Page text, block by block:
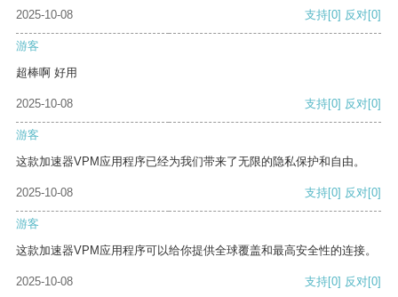
2025-10-08 支持[0] 反对[0]
游客
超棒啊 好用
2025-10-08 支持[0] 反对[0]
游客
这款加速器VPM应用程序已经为我们带来了无限的隐私保护和自由。
2025-10-08 支持[0] 反对[0]
游客
这款加速器VPM应用程序可以给你提供全球覆盖和最高安全性的连接。
2025-10-08 支持[0] 反对[0]